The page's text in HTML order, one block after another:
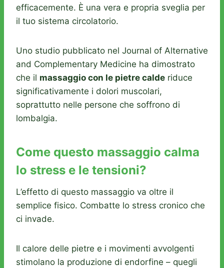
efficacemente. È una vera e propria sveglia per
il tuo sistema circolatorio.
Uno studio pubblicato nel Journal of Alternative
and Complementary Medicine ha dimostrato
che il massaggio con le pietre calde riduce
significativamente i dolori muscolari,
soprattutto nelle persone che soffrono di
lombalgia.
Come questo massaggio calma
lo stress e le tensioni?
L’effetto di questo massaggio va oltre il
semplice fisico. Combatte lo stress cronico che
ci invade.
Il calore delle pietre e i movimenti avvolgenti
stimolano la produzione di endorfine – quegli